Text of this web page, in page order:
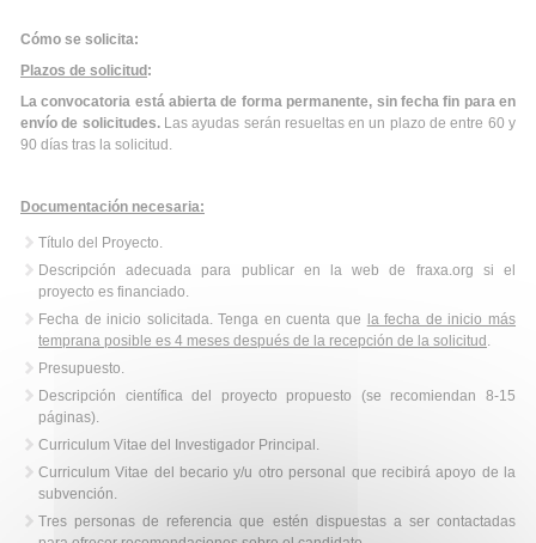
Cómo se solicita:
Plazos de solicitud :
La convocatoria está abierta de forma permanente, sin fecha fin para en
envío de solicitudes. Las ayudas serán resueltas en un plazo de entre 60 y
90 días tras la solicitud.
Documentación necesaria:
Título del Proyecto.
Descripción adecuada para publicar en la web de fraxa.org si el
proyecto es financiado.
Fecha de inicio solicitada. Tenga en cuenta que
la fecha de inicio más
temprana posible es 4 meses después de la recepción de la solicitud .
Presupuesto.
Descripción científica del proyecto propuesto (se recomiendan 8-15
páginas).
Curriculum Vitae del Investigador Principal.
Curriculum Vitae del becario y/u otro personal que recibirá apoyo de la
subvención.
Tres personas de referencia que estén dispuestas a ser contactadas